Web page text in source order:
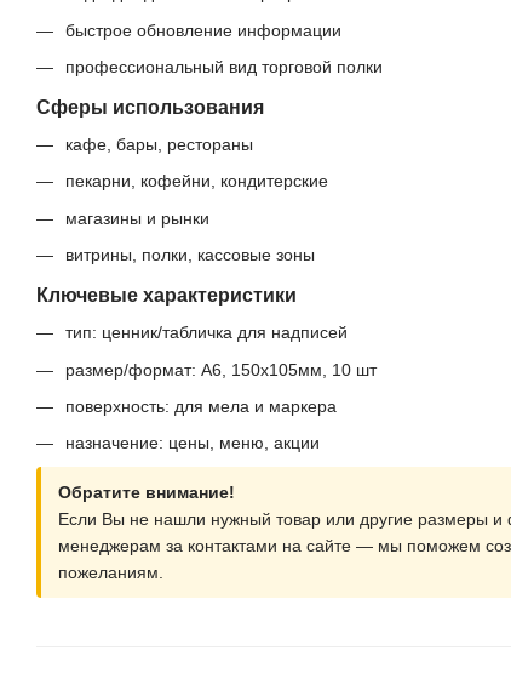
быстрое обновление информации
профессиональный вид торговой полки
Сферы использования
кафе, бары, рестораны
пекарни, кофейни, кондитерские
магазины и рынки
витрины, полки, кассовые зоны
Ключевые характеристики
тип: ценник/табличка для надписей
размер/формат: A6, 150х105мм, 10 шт
поверхность: для мела и маркера
назначение: цены, меню, акции
Обратите внимание!
Если Вы не нашли нужный товар или другие размеры
менеджерам за контактами на сайте — мы поможем
пожеланиям.